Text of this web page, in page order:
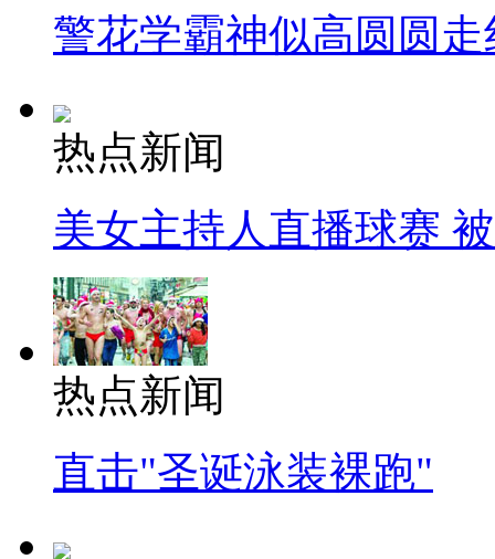
警花学霸神似高圆圆走
热点新闻
美女主持人直播球赛
热点新闻
直击"圣诞泳装裸跑"